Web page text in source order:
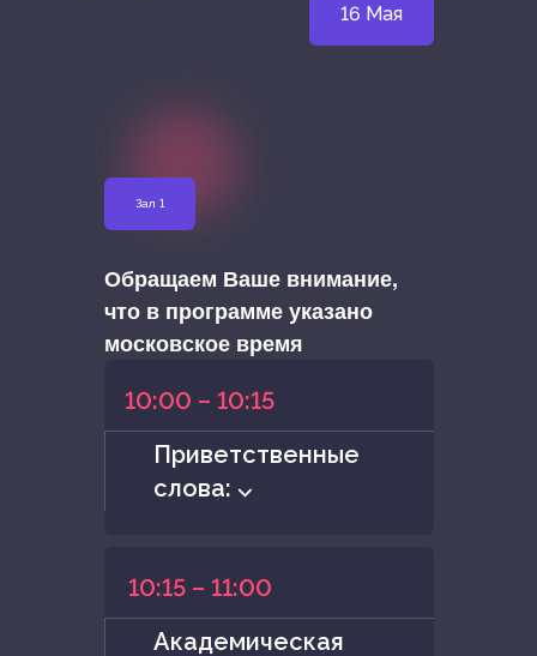
16 Мая
Зал 1
Обращаем Ваше внимание,
что в программе указано
московское время
10:00 – 10:15
Приветственные
слова: ⌵
10:15 – 11:00
Академическая